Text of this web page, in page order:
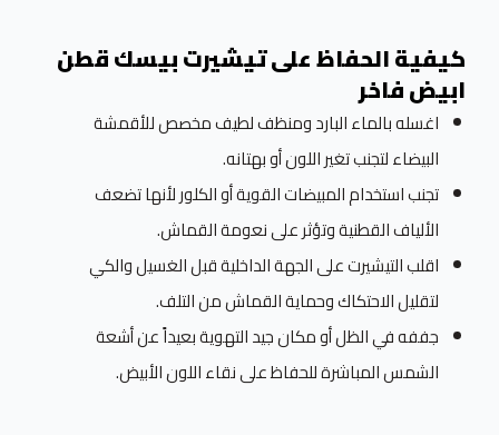
كيفية الحفاظ على تيشيرت بيسك قطن
ابيض فاخر
اغسله بالماء البارد ومنظف لطيف مخصص للأقمشة
البيضاء لتجنب تغير اللون أو بهتانه.
تجنب استخدام المبيضات القوية أو الكلور لأنها تضعف
الألياف القطنية وتؤثر على نعومة القماش.
اقلب التيشيرت على الجهة الداخلية قبل الغسيل والكي
لتقليل الاحتكاك وحماية القماش من التلف.
جففه في الظل أو مكان جيد التهوية بعيداً عن أشعة
الشمس المباشرة للحفاظ على نقاء اللون الأبيض.